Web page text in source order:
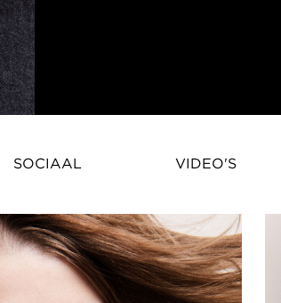
SOCIAAL VIDEO'S